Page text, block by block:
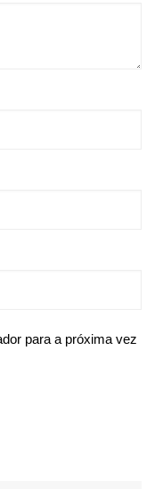
para a próxima vez